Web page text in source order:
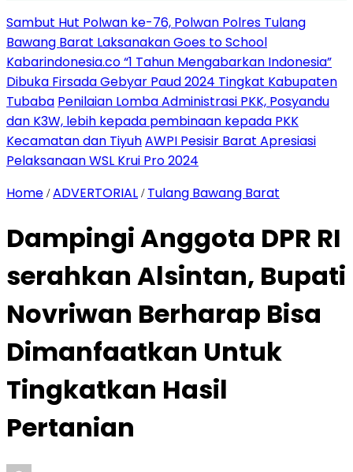
Sambut Hut Polwan ke-76, Polwan Polres Tulang
Bawang Barat Laksanakan Goes to School
Kabarindonesia.co “1 Tahun Mengabarkan Indonesia”
Dibuka Firsada Gebyar Paud 2024 Tingkat Kabupaten
Tubaba Penilaian Lomba Administrasi PKK, Posyandu
dan K3W, lebih kepada pembinaan kepada PKK
Kecamatan dan TiyuhAWPI Pesisir Barat Apresiasi
Pelaksanaan WSL Krui Pro 2024
Home /ADVERTORIAL / Tulang Bawang Barat
Dampingi Anggota DPR RI
serahkan Alsintan, Bupati
Novriwan Berharap Bisa
Dimanfaatkan Untuk
Tingkatkan Hasil
Pertanian